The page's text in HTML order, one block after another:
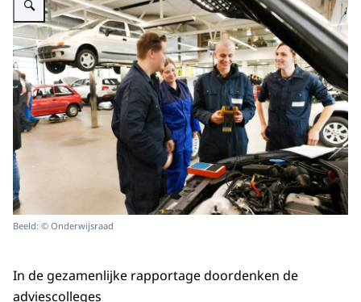
Beeld: © Onderwijsraad
In de gezamenlijke rapportage doordenken de
adviescolleges